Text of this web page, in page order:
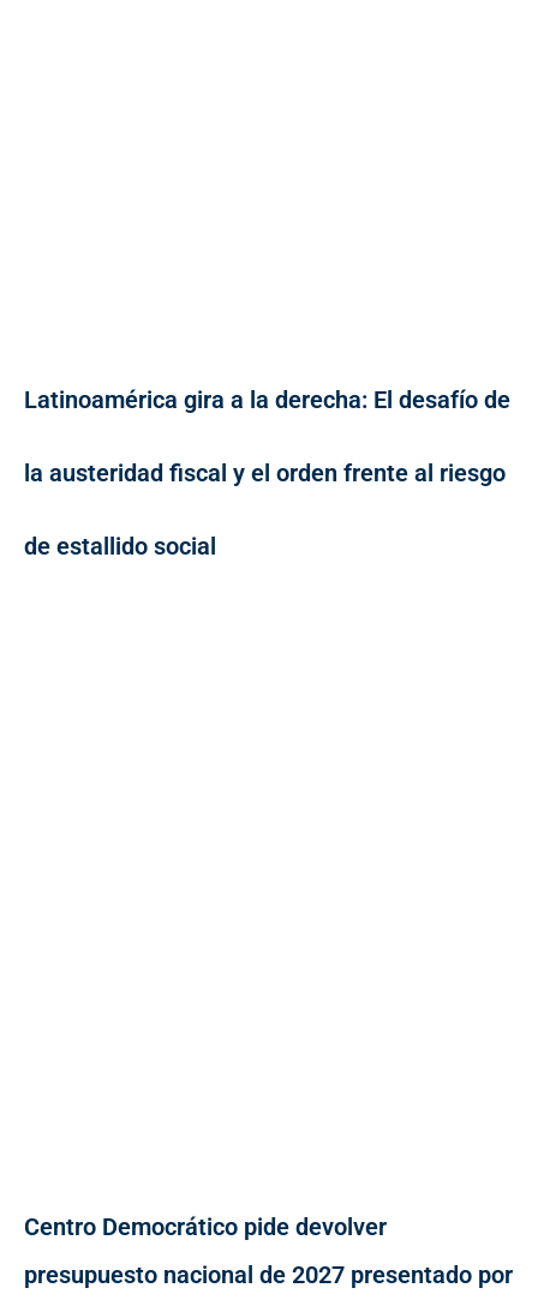
Latinoamérica gira a la derecha: El desafío de
la austeridad fiscal y el orden frente al riesgo
de estallido social
Centro Democrático pide devolver
presupuesto nacional de 2027 presentado por